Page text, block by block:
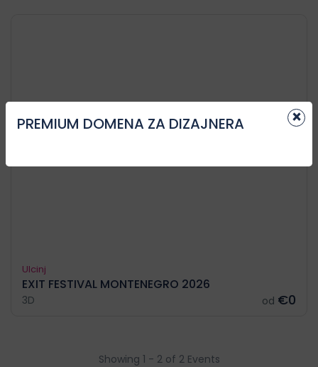
Ulcinj
EXIT FESTIVAL MONTENEGRO 2026
3D od €0
Showing 1 - 2 of 2 Events
×
PREMIUM DOMENA ZA DIZAJNERA